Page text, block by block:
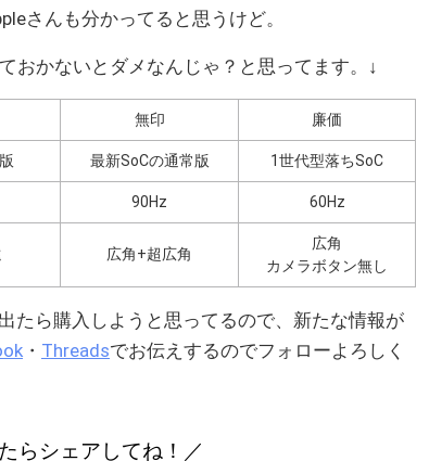
さんも分かってると思うけど。
おかないとダメなんじゃ？と思ってます。↓
無印 廉価
最新SoCの通常版 1世代型落ちSoC
90Hz 60Hz
広角+超広角
広角
カメラボタン無し
たら購入しようと思ってるので、新たな情報が
・ Threadsでお伝えするのでフォローよろしく
らシェアしてね！／